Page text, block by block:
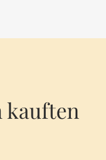
kauften